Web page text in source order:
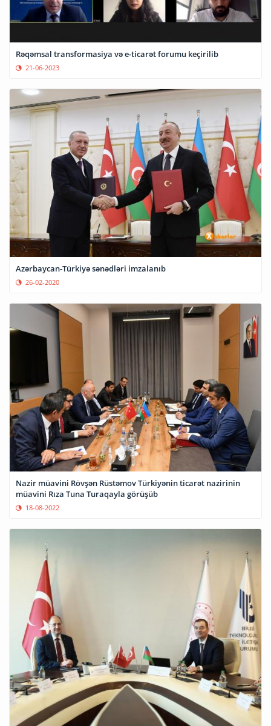
Rəqəmsal transformasiya və e-ticarət forumu keçirilib
21-06-2023
Azərbaycan-Türkiyə sənədləri imzalanıb
26-02-2020
Nazir müavini Rövşən Rüstəmov Türkiyənin ticarət nazirinin
müavini Rıza Tuna Turaqayla görüşüb
18-08-2022